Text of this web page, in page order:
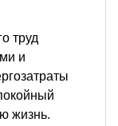
труд
и
жизнь.